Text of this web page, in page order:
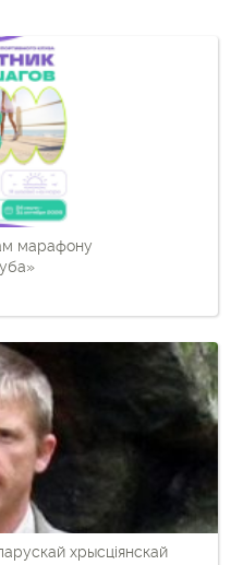
марафону
хрысціянскай